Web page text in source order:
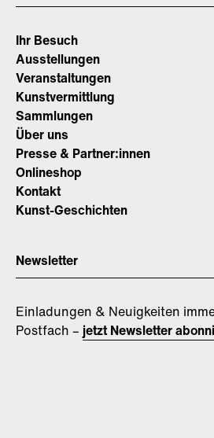
Ihr Besuch
Ausstellungen
Veranstaltungen
Kunstvermittlung
Sammlungen
Über uns
Presse & Partner:innen
Onlineshop
Kontakt
Kunst-Geschichten
Newsletter
Einladungen & Neuigkeiten
Postfach – jetzt Newsletter